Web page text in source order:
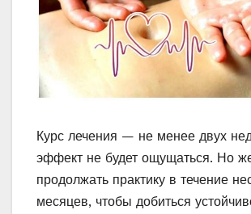
Курс лечения — не менее двух
эффект не будет ощущаться. Но
продолжать практику в течение
месяцев, чтобы добиться